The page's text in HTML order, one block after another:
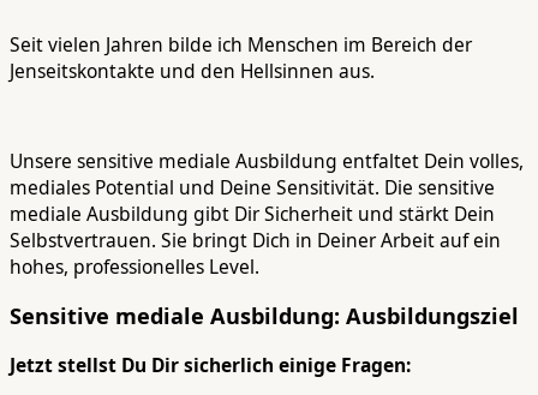
Seit vielen Jahren bilde ich Menschen im Bereich der
Jenseitskontakte und den Hellsinnen aus.
Unsere sensitive mediale Ausbildung entfaltet Dein volles,
mediales Potential und Deine Sensitivität. Die sensitive
mediale Ausbildung gibt Dir Sicherheit und stärkt Dein
Selbstvertrauen. Sie bringt Dich in Deiner Arbeit auf ein
hohes, professionelles Level.
Sensitive mediale Ausbildung: Ausbildungsziel
Jetzt stellst Du Dir sicherlich einige Fragen: